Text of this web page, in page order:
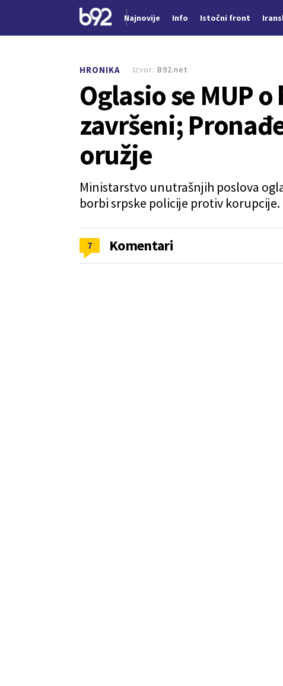
Najnovije Info Istočni front
HRONIKA
Oglasio se MUP
završeni;
oružje
Ministarstvo unutrašnjih poslova
borbi srpske policije protiv korupcije.
Izvor: B92.net
7 Komentari